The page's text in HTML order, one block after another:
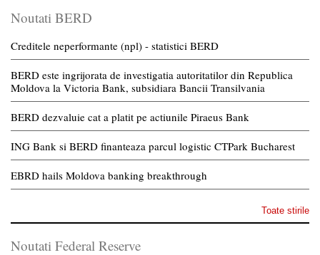
Noutati BERD
Creditele neperformante (npl) - statistici BERD
BERD este ingrijorata de investigatia autoritatilor din Republica
Moldova la Victoria Bank, subsidiara Bancii Transilvania
BERD dezvaluie cat a platit pe actiunile Piraeus Bank
ING Bank si BERD finanteaza parcul logistic CTPark Bucharest
EBRD hails Moldova banking breakthrough
Toate stirile
Noutati Federal Reserve